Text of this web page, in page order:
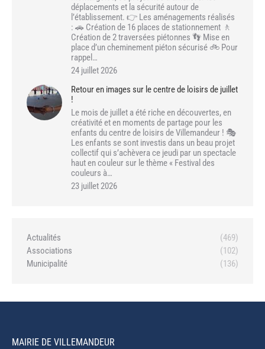
déplacements et la sécurité autour de
l’établissement. 👉 Les aménagements réalisés
: 🚗 Création de 16 places de stationnement 🚶
Création de 2 traversées piétonnes 👣 Mise en
place d’un cheminement piéton sécurisé 🚲 Pour
rappel…
24 juillet 2026
Retour en images sur le centre de loisirs de juillet
!
Le mois de juillet a été riche en découvertes, en
créativité et en moments de partage pour les
enfants du centre de loisirs de Villemandeur ! 🎭
Les enfants se sont investis dans un beau projet
collectif qui s’achèvera ce jeudi par un spectacle
haut en couleur sur le thème « Festival des
couleurs à…
23 juillet 2026
Actualités
(469)
Associations
(102)
Municipalité
(136)
MAIRIE DE VILLEMANDEUR